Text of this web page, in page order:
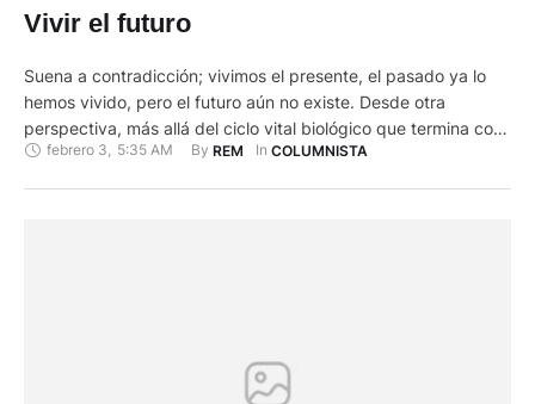
Vivir el futuro
Suena a contradicción; vivimos el presente, el pasado ya lo
hemos vivido, pero el futuro aún no existe. Desde otra
perspectiva, más allá del ciclo vital biológico que termina con
la muerte, en nuestro comportamiento un importante
febrero 3, 5:35 AM By REM In COLUMNISTA